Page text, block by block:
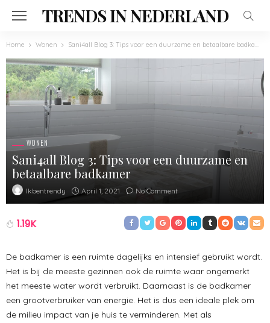
TRENDS IN NEDERLAND
Home Wonen Sani4all Blog 3: Tips voor een duurzame en betaalbare badkamer
WONEN
Sani4all Blog 3: Tips voor een duurzame en
betaalbare badkamer
Ikbentrendy April 1, 2021 No Comment
1.19K
De badkamer is een ruimte dagelijks en intensief gebruikt wordt.
Het is bij de meeste gezinnen ook de ruimte waar ongemerkt
het meeste water wordt verbruikt. Daarnaast is de badkamer
een grootverbruiker van energie. Het is dus een ideale plek om
de milieu impact van je huis te verminderen. Met als